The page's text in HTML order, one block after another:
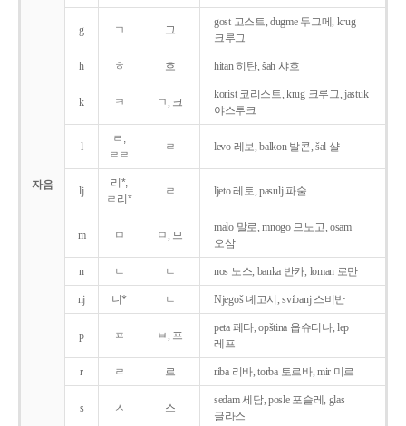
자음
g ㄱ 그
gost 고스트, dugme 두그메, krug
크루그
h ㅎ 흐 hitan 히탄, šah 샤흐
k ㅋ ㄱ, 크
korist 코리스트, krug 크루그, jastuk
야스투크
l
ㄹ,
ㄹㄹ
ㄹ levo 레보, balkon 발콘, šal 샬
lj
리*,
ㄹ리*
ㄹ ljeto 레토, pasulj 파술
m ㅁ ㅁ, 므
malo 말로, mnogo 므노고, osam
오삼
n ㄴ ㄴ nos 노스, banka 반카, loman 로만
nj 니* ㄴ Njegoš 녜고시, svibanj 스비반
p ㅍ ㅂ, 프
peta 페타, opština 옵슈티나, lep
레프
r ㄹ 르 riba 리바, torba 토르바, mir 미르
s ㅅ 스
sedam 세담, posle 포슬레, glas
글라스